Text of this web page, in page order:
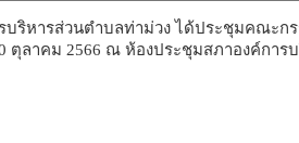
ริหารส่วนตำบลท่าม่วง ได้ประชุมคณะก
ตุลาคม 2566 ณ ห้องประชุมสภาองค์การ